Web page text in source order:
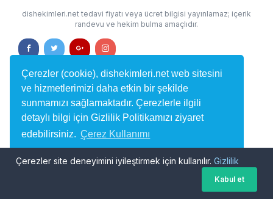
Çerezler (cookie), dishekimleri.net web sitesini
ve hizmetlerimizi daha etkin bir şekilde
sunmamızı sağlamaktadır. Çerezlerle ilgili
detaylı bilgi için Gizlilik Politikamızı ziyaret
edebilirsiniz. Çerez Kullanımı
Tamam
Çerezler site deneyimini iyileştirmek için kullanılır. Gizlilik
Kabul et
dishekimleri.net tedavi fiyatı veya ücret bilgisi yayınlamaz; içerik
randevu ve hekim bulma amaçlıdır.
Çağrı Merkezi : 0850 302 76 69
İstiklal Mah. Kıvrım Sk. No:2/20, Ümraniye / İSTANBUL
dishekimleri.net © 2024 - Tüm hakları saklıdır.